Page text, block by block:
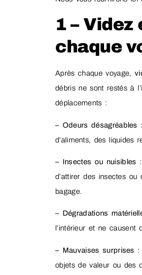
1 –
chaque
Après chaque voyage,
débris ne sont restés à
déplacements :
– Odeurs désagréables
d’aliments, des liquides
– Insectes ou nuisibles
d’attirer des insectes
bagage.
– Dégradations
l’intérieur et ne causent
– Mauvaises surprises :
objets de valeur ou des